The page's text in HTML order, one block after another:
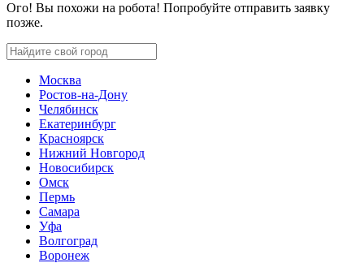
Ого! Вы похожи на робота! Попробуйте отправить заявку
позже.
Москва
Ростов-на-Дону
Челябинск
Екатеринбург
Красноярск
Нижний Новгород
Новосибирск
Омск
Пермь
Самара
Уфа
Волгоград
Воронеж